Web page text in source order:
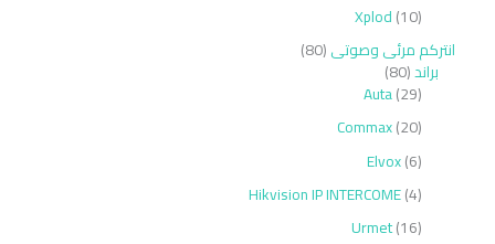
Xplod 10
انتركم مرئى وصوتى 80
براند 80
Auta 29
Commax 20
Elvox 6
Hikvision IP INTERCOME 4
Urmet 16